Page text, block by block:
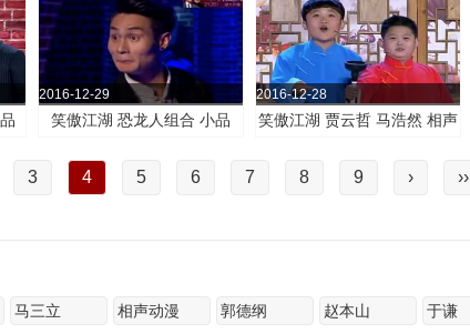
笑傲江湖 恐龙人组合 小品
2016-12-29
笑傲江湖 贾云哲 马浩然 相声
2016-12-28
3 4 5 6 7 8 9 › ››
马三立 相声动漫 郭德纲 赵本山 于谦